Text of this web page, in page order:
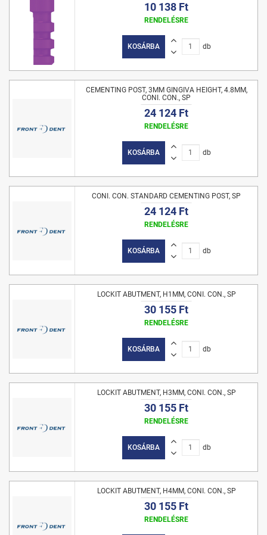
10 138 Ft
RENDELÉSRE
KOSÁRBA db
CEMENTING POST, 3MM GINGIVA HEIGHT, 4.8MM,
CONI. CON., SP
24 124 Ft
RENDELÉSRE
KOSÁRBA db
CONI. CON. STANDARD CEMENTING POST, SP
24 124 Ft
RENDELÉSRE
KOSÁRBA db
LOCKIT ABUTMENT, H1MM, CONI. CON., SP
30 155 Ft
RENDELÉSRE
KOSÁRBA db
LOCKIT ABUTMENT, H3MM, CONI. CON., SP
30 155 Ft
RENDELÉSRE
KOSÁRBA db
LOCKIT ABUTMENT, H4MM, CONI. CON., SP
30 155 Ft
RENDELÉSRE